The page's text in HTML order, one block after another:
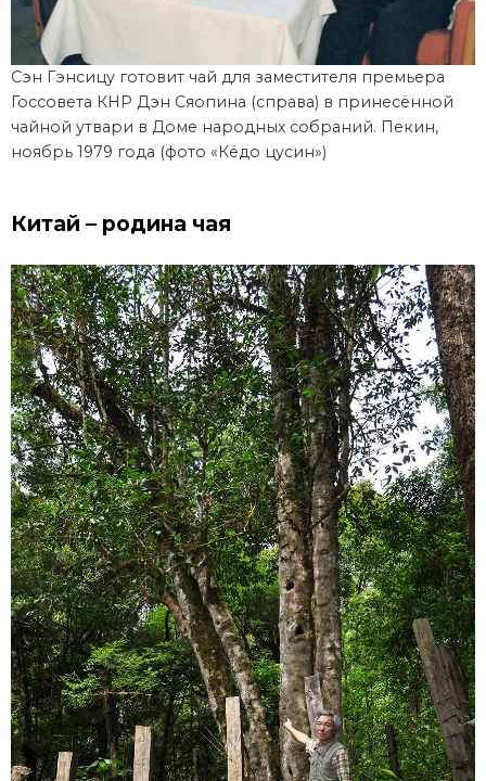
Сэн Гэнсицу готовит чай для заместителя премьера
Госсовета КНР Дэн Сяопина (справа) в принесённой
чайной утвари в Доме народных собраний. Пекин,
ноябрь 1979 года (фото «Кёдо цусин»)
Китай – родина чая